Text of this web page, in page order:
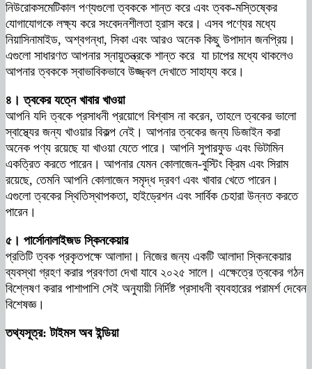
নিউরোকসমেটিকাল পণ্যগুলো ত্বককে শান্ত করে এবং ত্বক-মস্তিষ্কের
যোগাযোগকে লক্ষ্য করে সংবেদনশীলতা হ্রাস করে। এসব পণ্যের মধ্যে
নিয়াসিনামাইড, অশ্বগন্ধা, সিকা এবং আরও অনেক কিছু উপাদান জনপ্রিয়।
এগুলো সাধারণত আপনার স্নায়ুতন্ত্রকে শান্ত করে যা চাপের মধ্যে থাকলেও
আপনার ত্বককে স্বাভাবিকভাবে উজ্জ্বল দেখাতে সাহায্য করে।
৪। ত্বকের যত্নে খাবার খাওয়া
আপনি যদি ত্বকে প্রসাধনী প্রয়োগে বিশ্বাস না করেন, তাহলে ত্বকের ভালো
স্বাস্থ্যের জন্য খাওয়ার বিকল্প নেই। আপনার ত্বকের জন্য ডিজাইন করা
অনেক পণ্য রয়েছে যা খাওয়া যেতে পারে। আপনি সুপারফুড এবং ভিটামিন
একত্রিত করতে পারেন। আপনার যেমন কোলাজেন-বুস্টিং ক্রিম এবং সিরাম
রয়েছে, তেমনি আপনি কোলাজেন সমৃদ্ধ দ্রবণ এবং খাবার খেতে পারেন।
এগুলো ত্বকের স্থিতিস্থাপকতা, হাইড্রেশন এবং সার্বিক চেহারা উন্নত করতে
পারেন।
৫। পার্সোনালাইজড স্কিনকেয়ার
প্রতিটি ত্বক প্রকৃতপক্ষে আলাদা। নিজের জন্য একটি আলাদা স্কিনকেয়ার
ব্যবস্থা গ্রহণ করার প্রবণতা দেখা যাবে ২০২৫ সালে। এক্ষেত্রে ত্বকের গঠন
বিশ্লেষণ করার পাশাপাশি সেই অনুযায়ী নির্দিষ্ট প্রসাধনী ব্যবহারের পরামর্শ দেবেন
বিশেষজ্ঞ।
তথ্যসূত্র: টাইমস অব ইন্ডিয়া